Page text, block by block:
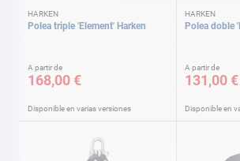
HARKEN
Polea triple 'Element' Harken
A partir de
168,00 €
Disponible en varias versiones
HARKEN
Polea doble
A partir de
131,00 €
Disponible en